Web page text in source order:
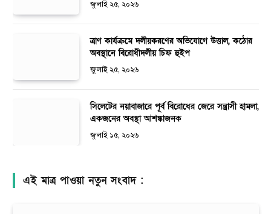
জুলাই ২৫, ২০২৬
ত্রাণ কার্যক্রমে দলীয়করণের অভিযোগে উত্তাল, কঠোর
অবস্থানে বিরোধীদলীয় চিফ হুইপ
জুলাই ২৫, ২০২৬
সিলেটের নয়াবাজারে পূর্ব বিরোধের জেরে সন্ত্রাসী হামলা,
একজনের অবস্থা আশঙ্কাজনক
জুলাই ১৫, ২০২৬
এই মাত্র পাওয়া নতুন সংবাদ :